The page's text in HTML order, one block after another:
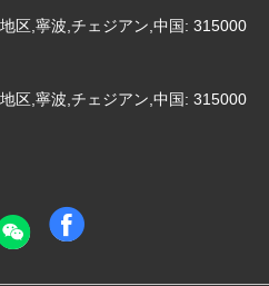
区,寧波,チェジアン,中国: 315000
区,寧波,チェジアン,中国: 315000